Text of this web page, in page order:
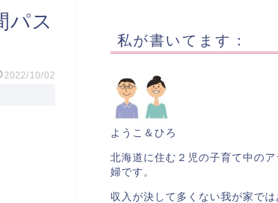
パス
2022/10/02
私が書いてます：
ようこ＆ひろ
北海道に住む２児の子育て中のア
婦です。
収入が決して多くない我が家では